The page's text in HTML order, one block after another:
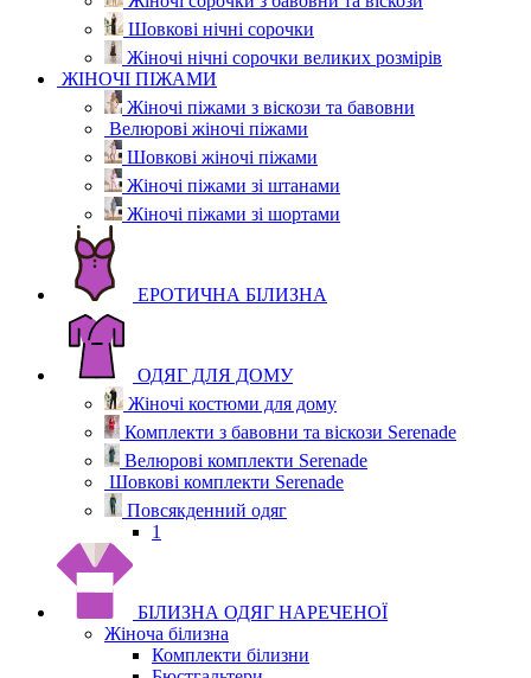
Шовкові нічні сорочки
Жіночі нічні сорочки великих розмірів
ЖІНОЧІ ПІЖАМИ
Жіночі піжами з віскози та бавовни
Велюрові жіночі піжами
Шовкові жіночі піжами
Жіночі піжами зі штанами
Жіночі піжами зі шортами
ЕРОТИЧНА БІЛИЗНА
ОДЯГ ДЛЯ ДОМУ
Жіночі костюми для дому
Комплекти з бавовни та віскози Serenade
Велюрові комплекти Serenade
Шовкові комплекти Serenade
Повсякденний одяг
1
БІЛИЗНА ОДЯГ НАРЕЧЕНОЇ
Жіноча білизна
Комплекти білизни